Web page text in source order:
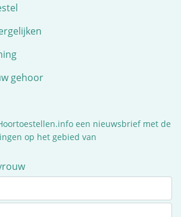
gehoor
een nieuwsbrief met de
op het gebied van